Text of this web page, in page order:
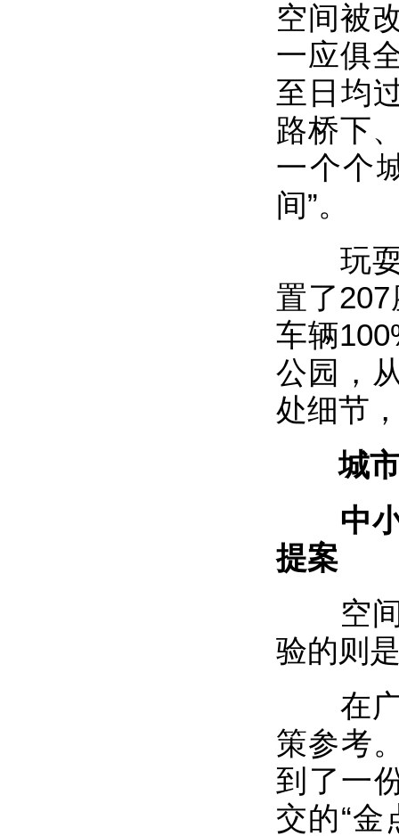
空间被
一应俱
至日均
路桥下
一个个
间”。
玩耍
置了
车辆
公园，
处细节
城
中小
提案
空间
验的则
在广
策参考
到了一
交的“金